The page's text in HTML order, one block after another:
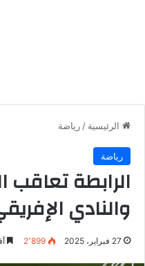
الرئيسية / رياضة
رياضة
الرابطة تعاقب
والنادي
27 فبراير، 2025 2٬899